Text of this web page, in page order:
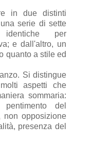
in due distinti
serie di sette
identiche per
e dall'altro, un
quanto a stile ed
Si distingue
aspetti che
sommaria:
del
non opposizione
presenza del